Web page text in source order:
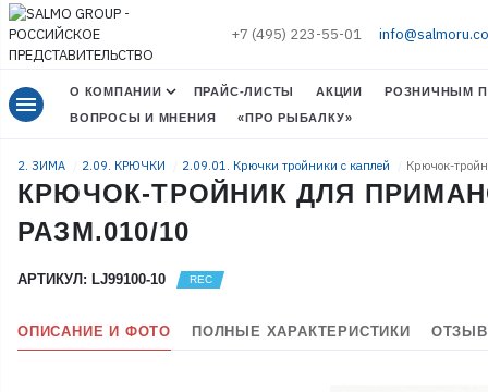
+7 (495) 223-55-01
menu О КОМПАНИИ ПРАЙС-ЛИСТЫ АКЦИИ
РОЗНИЧНЫМ
ВОПРОСЫ И МНЕНИЯ
«ПРО РЫБАЛКУ»
2. ЗИМА 2.09. КРЮЧКИ 2.09.01. Крючки тройники с каплей Крючок-
КРЮЧОК-ТРОЙНИК ДЛЯ
РАЗМ.010/10
АРТИКУЛ: LJ99100-10
ОПИСАНИЕ И ФОТО ПОЛНЫЕ ХАРАКТЕРИСТИКИ